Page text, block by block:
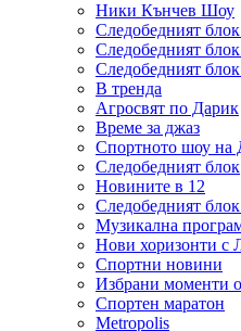
Ники Кънчев Шоу
Следобедният
Следобедният
Следобедният
В тренда
Агросвят по Дарик
Време за джаз
Спортното шоу на
Следобедният блок
Новините в 12
Следобедният
Музикална
Нови хоризонти с
Спортни новини
Избрани моменти
Спортен маратон
Metropolis